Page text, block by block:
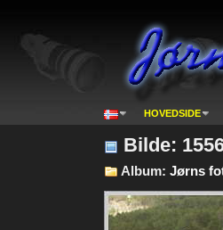
HOVEDSIDE
Bilde:
Album: Jørns